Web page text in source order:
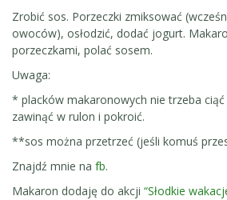
Zrobić sos. Porzeczki zmiksować
owoców), osłodzić, dodać jogurt.
porzeczkami, polać sosem.
Uwaga:
* placków makaronowych nie trzeba
zawinąć w rulon i pokroić.
**sos można przetrzeć (jeśli komuś
Znajdź mnie na fb.
Makaron dodaję do akcji “Słodkie